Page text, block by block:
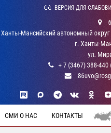
ВЕРСИЯ ДЛЯ
Ханты-Мансийский автономный округ
г. Ханты-
ул.
+ 7 (3467) 388-440
СМИ О НАС КОНТАКТЫ